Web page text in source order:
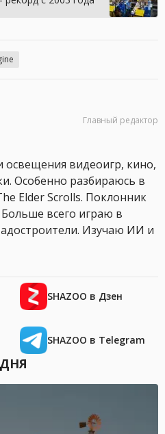
Главный редактор
освещения видеоигр, кино,
Особенно разбираюсь в
Elder Scrolls. Поклонник
всего играю в
Изучаю ИИ и
SHAZOO в Дзен
SHAZOO в Telegram